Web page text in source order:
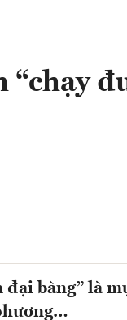
“chạy
đại bàng” là